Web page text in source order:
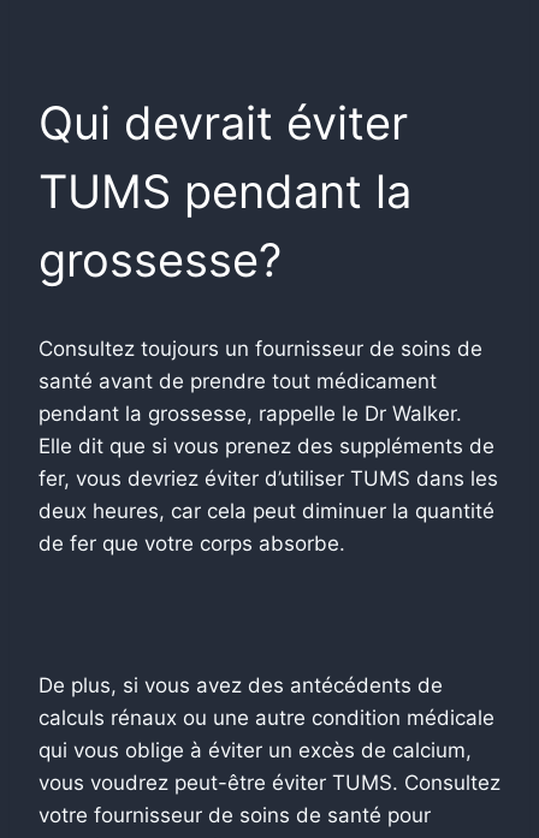
Qui devrait éviter
TUMS pendant la
grossesse?
Consultez toujours un fournisseur de soins de
santé avant de prendre tout médicament
pendant la grossesse, rappelle le Dr Walker.
Elle dit que si vous prenez des suppléments de
fer, vous devriez éviter d’utiliser TUMS dans les
deux heures, car cela peut diminuer la quantité
de fer que votre corps absorbe.
De plus, si vous avez des antécédents de
calculs rénaux ou une autre condition médicale
qui vous oblige à éviter un excès de calcium,
vous voudrez peut-être éviter TUMS. Consultez
votre fournisseur de soins de santé pour